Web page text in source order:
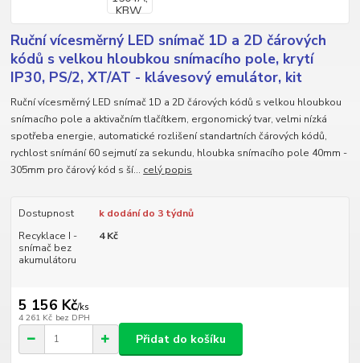
Ruční vícesměrný LED snímač 1D a 2D čárových
kódů s velkou hloubkou snímacího pole, krytí
IP30, PS/2, XT/AT - klávesový emulátor, kit
Ruční vícesměrný LED snímač 1D a 2D čárových kódů s velkou hloubkou
snímacího pole a aktivačním tlačítkem, ergonomický tvar, velmi nízká
spotřeba energie, automatické rozlišení standartních čárových kódů,
rychlost snímání 60 sejmutí za sekundu, hloubka snímacího pole 40mm -
305mm pro čárový kód s ší... celý popis
Dostupnost
k dodání do 3 týdnů
Recyklace I -
snímač bez
akumulátoru
4 Kč
5 156 Kč/ks
4 261 Kč bez DPH
Přidat do košíku